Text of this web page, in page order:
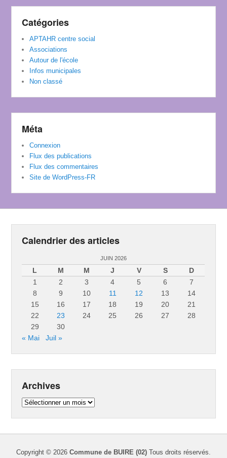
Catégories
APTAHR centre social
Associations
Autour de l'école
Infos municipales
Non classé
Méta
Connexion
Flux des publications
Flux des commentaires
Site de WordPress-FR
Calendrier des articles
JUIN 2026
L M M J V S
D
1
2 3 4 5 6
7
8
9 10 11 12 13
14
15
16 17 18 19 20
21
22
23 24 25 26 27
28
29
30
« Mai
Juil »
Archives
Archives
Copyright © 2026 Commune de BUIRE (02) Tous droits réservés.